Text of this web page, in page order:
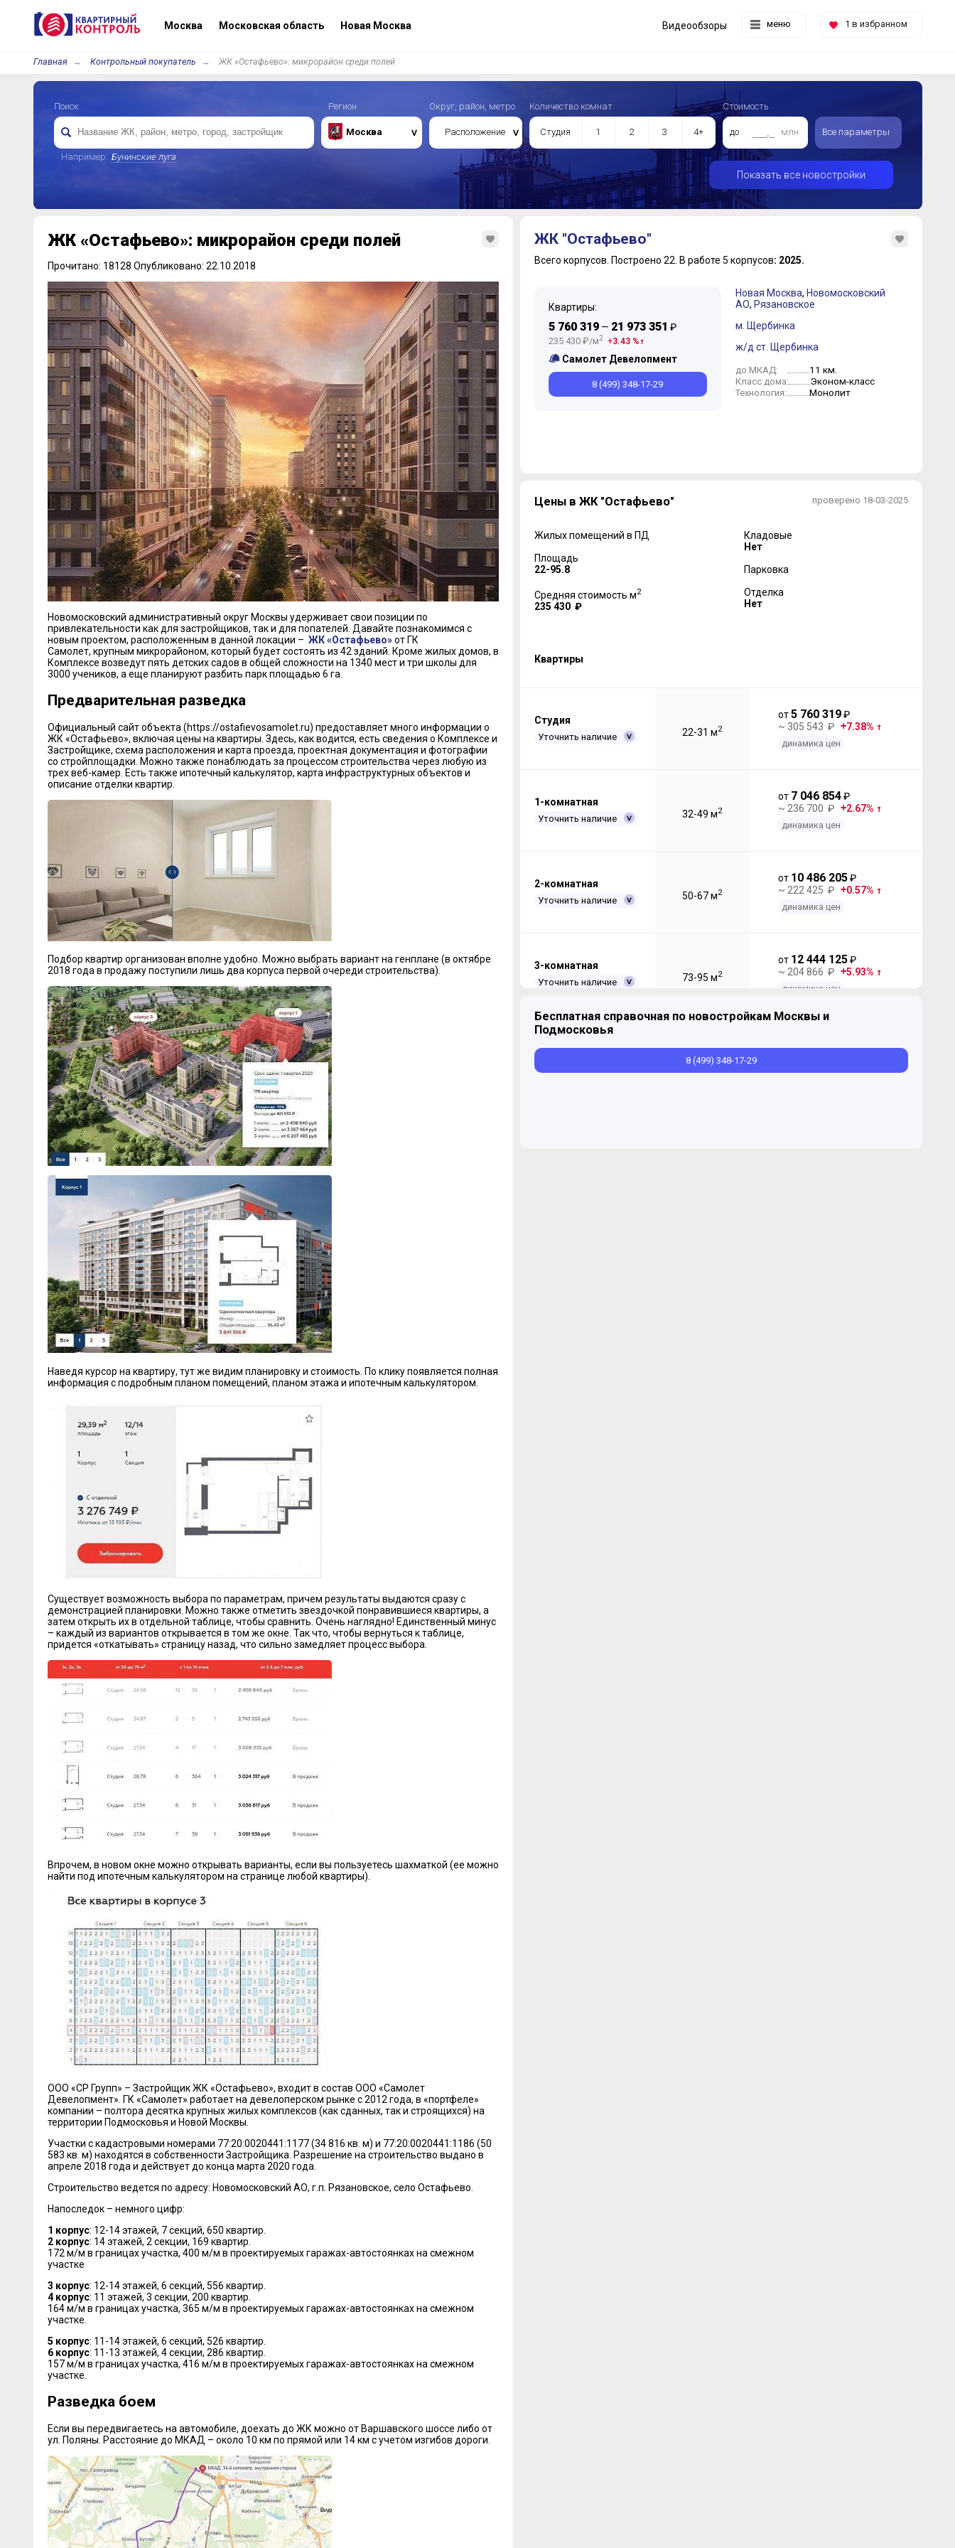
Москва Московская область Новая Москва меню 1 в избранном
Видеообзоры
Главная Контрольный покупатель ЖК «Остафьево»: микрорайон среди полей
Поиск
Например: Бунинские луга
Регион
Москва
Округ, район, метро
Расположение
Количество комнат
Студия 1 2 3 4+
Стоимость
до млн. Все параметры
Показать все новостройки
ЖК «Остафьево»: микрорайон среди полей
Прочитано: 18128 Опубликовано: 22.10.2018
Новомосковский административный округ Москвы удерживает свои позиции по
привлекательности как для застройщиков, так и для попателей. Давайте познакомимся с
новым проектом, расположенным в данной локации – ЖК «Остафьево»от ГК
Самолет, крупным микрорайоном, который будет состоять из 42 зданий. Кроме жилых домов, в
Комплексе возведут пять детских садов в общей сложности на 1340 мест и три школы для
3000 учеников, а еще планируют разбить парк площадью 6 га.
Предварительная разведка
Официальный сайт объекта (https://ostafievosamolet.ru) предоставляет много информации о
ЖК «Остафьево», включая цены на квартиры. Здесь, как водится, есть сведения о Комплексе и
Застройщике, схема расположения и карта проезда, проектная документация и фотографии
со стройплощадки. Можно также понаблюдать за процессом строительства через любую из
трех веб-камер. Есть также ипотечный калькулятор, карта инфраструктурных объектов и
описание отделки квартир.
Подбор квартир организован вполне удобно. Можно выбрать вариант на генплане (в октябре
2018 года в продажу поступили лишь два корпуса первой очереди строительства).
Наведя курсор на квартиру, тут же видим планировку и стоимость. По клику появляется полная
информация с подробным планом помещений, планом этажа и ипотечным калькулятором.
Существует возможность выбора по параметрам, причем результаты выдаются сразу с
демонстрацией планировки. Можно также отметить звездочкой понравившиеся квартиры, а
затем открыть их в отдельной таблице, чтобы сравнить. Очень наглядно! Единственный минус
– каждый из вариантов открывается в том же окне. Так что, чтобы вернуться к таблице,
придется «откатывать» страницу назад, что сильно замедляет процесс выбора.
Впрочем, в новом окне можно открывать варианты, если вы пользуетесь шахматкой (ее можно
найти под ипотечным калькулятором на странице любой квартиры).
ООО «СР Групп» – Застройщик ЖК «Остафьево», входит в состав ООО «Самолет
Девелопмент». ГК «Самолет» работает на девелоперском рынке с 2012 года, в «портфеле»
компании – полтора десятка крупных жилых комплексов (как сданных, так и строящихся) на
территории Подмосковья и Новой Москвы.
Участки с кадастровыми номерами 77:20:0020441:1177 (34 816 кв. м) и 77:20:0020441:1186 (50
583 кв. м) находятся в собственности Застройщика. Разрешение на строительство выдано в
апреле 2018 года и действует до конца марта 2020 года.
Строительство ведется по адресу: Новомосковский АО, г.п. Рязановское, село Остафьево.
Напоследок – немного цифр:
1 корпус: 12-14 этажей, 7 секций, 650 квартир.
2 корпус: 14 этажей, 2 секции, 169 квартир.
172 м/м в границах участка, 400 м/м в проектируемых гаражах-автостоянках на смежном
участке
3 корпус: 12-14 этажей, 6 секций, 556 квартир.
4 корпус: 11 этажей, 3 секции, 200 квартир.
164 м/м в границах участка, 365 м/м в проектируемых гаражах-автостоянках на смежном
участке.
5 корпус: 11-14 этажей, 6 секций, 526 квартир.
6 корпус: 11-13 этажей, 4 секции, 286 квартир.
157 м/м в границах участка, 416 м/м в проектируемых гаражах-автостоянках на смежном
участке.
Разведка боем
Если вы передвигаетесь на автомобиле, доехать до ЖК можно от Варшавского шоссе либо от
ул. Поляны. Расстояние до МКАД – около 10 км по прямой или 14 км с учетом изгибов дороги.
ЖК "Остафьево"
Всего корпусов. Построено 22. В работе 5 корпусов: 2025.
Квартиры:
5 760 319— 21 973 351 ₽
235 430 ₽/м2 3.43 %
Самолет Девелопмент
8 (499) 348-17-29
Новая Москва, Новомосковский
АО, Рязановское
м. Щербинка
ж/д ст. Щербинка
до МКАД: 11 км.
Класс дома: Эконом-класс
Технология: Монолит
проверено 18-03-2025
Цены в ЖК "Остафьево"
Жилых помещений в ПД
Площадь
22-95.8
Средняя стоимость м2
235 430 ₽
Кладовые
Нет
Парковка
Отделка
Нет
Квартиры
Студия
Уточнить наличие 22-31 м2
от5 760 319₽
~ 305 543 ₽
7.38%
динамика цен
1-комнатная
Уточнить наличие 32-49 м2
от 7 046 854₽
~ 236 700 ₽
2.67%
динамика цен
2-комнатная
Уточнить наличие 50-67 м2
от 10 486 205₽
~ 222 425 ₽
0.57%
динамика цен
3-комнатная
Уточнить наличие 73-95 м2
от 12 444 125₽
~ 204 866 ₽
5.93%
динамика цен
4-комнатная
72,3-95,8 м2
Бесплатная справочная по новостройкам Москвы и
Подмосковья
8 (499) 348-17-29